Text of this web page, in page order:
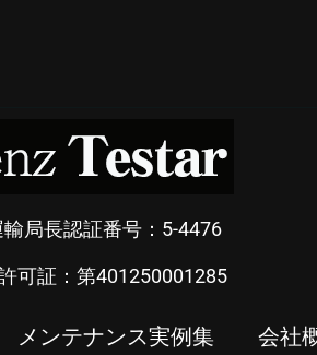
局長認証番号：5-4476
可証：第401250001285
メンテナンス実例集 会社